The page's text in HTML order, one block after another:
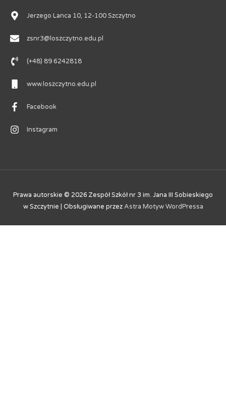
Jerzego Lanca 10, 12-100 Szczytno
zsnr3@loszczytno.edu.pl
(+48) 89 6242818
www.loszczytno.edu.pl
Facebook
Instagram
Prawa autorskie © 2026 Zespół Szkół nr 3 im. Jana III Sobieskiego
w Szczytnie | Obsługiwane przezAstra Motyw WordPressa